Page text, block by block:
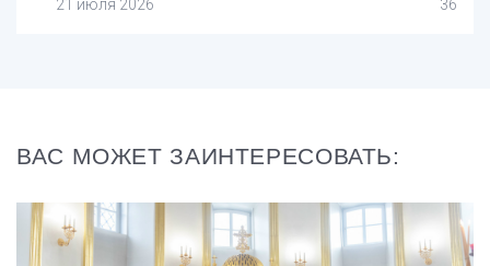
21 июля 2026 36
ВАС МОЖЕТ ЗАИНТЕРЕСОВАТЬ: